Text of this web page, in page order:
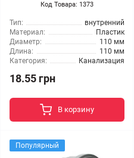
Код Товара: 1373
Тип:
внутренний
Материал:
Пластик
Диаметр:
110 мм
Длина:
110 мм
Категория:
Канализация
18.55 грн
В корзину
Популярный